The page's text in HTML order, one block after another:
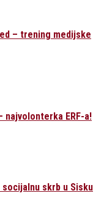
– trening medijske
najvolonterka ERF-a!
skrb u Sisku